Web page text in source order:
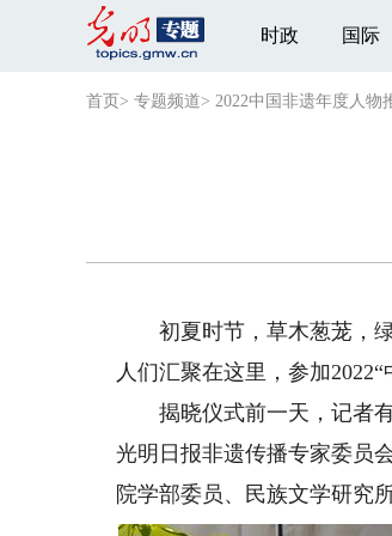
时政 国际
首页 > 专题频道> 2022中国非遗年度人物
初夏时节，草木葱茏，绿
人们汇聚在这里，参加
揭晓仪式前一天，记者有
光明日报非遗传播专家委员
院学部委员、民族文学研究